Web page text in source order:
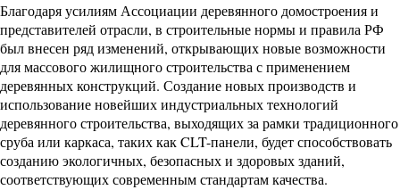
Благодаря усилиям Ассоциации деревянного домостроения и
представителей отрасли, в строительные нормы и правила РФ
был внесен ряд изменений, открывающих новые возможности
для массового жилищного строительства с применением
деревянных конструкций. Создание новых производств и
использование новейших индустриальных технологий
деревянного строительства, выходящих за рамки традиционного
сруба или каркаса, таких как CLT-панели, будет способствовать
созданию экологичных, безопасных и здоровых зданий,
соответствующих современным стандартам качества.